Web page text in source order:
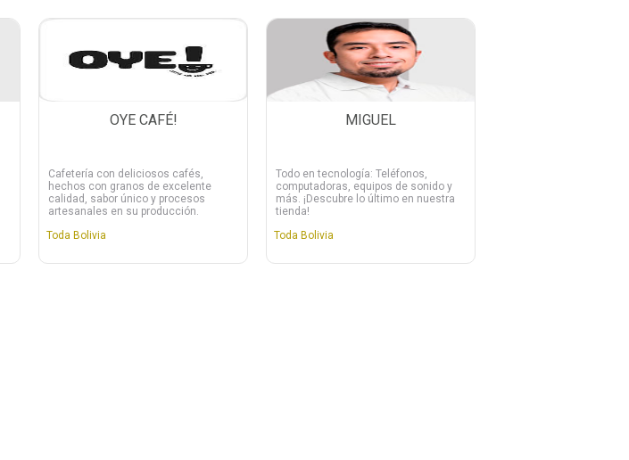
OYE CAFÉ!
Cafetería con deliciosos cafés,
hechos con granos de excelente
calidad, sabor único y procesos
artesanales en su producción.
Toda Bolivia
MIGUEL
Todo en tecnología: Teléfonos,
computadoras, equipos de sonido y
más. ¡Descubre lo último en nuestra
tienda!
Toda Bolivia